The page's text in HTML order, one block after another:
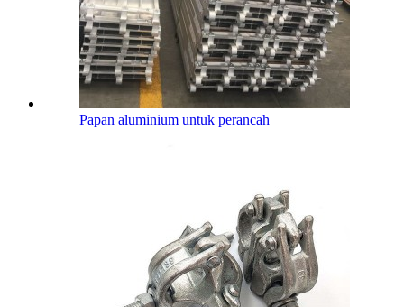
Papan aluminium untuk perancah